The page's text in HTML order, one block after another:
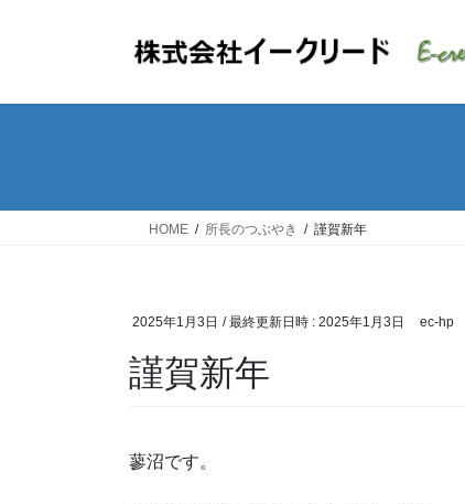
HOME 所長のつぶやき 謹賀新年
2025年1月3日 / 最終更新日時 : 2025年1月3日 ec-hp
謹賀新年
蓼沼です。